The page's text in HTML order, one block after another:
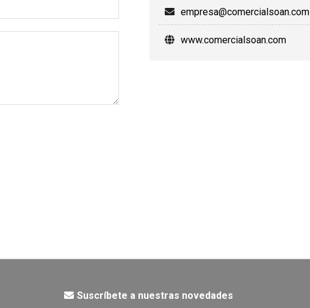
empresa@comercialsoan.com
www.comercialsoan.com
Suscríbete a nuestras novedades